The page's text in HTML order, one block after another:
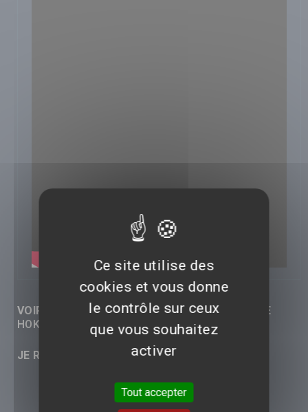
VOIR LES RÉACTIONS (0) SUR CETTE VIDÉO DE
HOKUM
JE RÉAGIS :
Ce site utilise des
cookies et vous donne
le contrôle sur ceux
que vous souhaitez
activer
Tout accepter